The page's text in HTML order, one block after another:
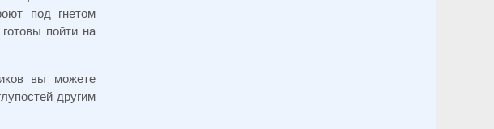
под гнетом
пойти на
вы можете
другим